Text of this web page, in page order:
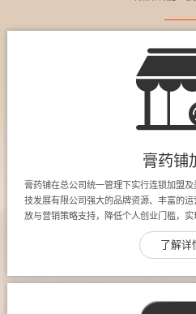
膏药铺
膏药铺在总公司统一管理下实行连锁加盟
技发展有限公司强大的品牌资源、丰富的
放与营销策略支持，降低个人创业门槛，实
了解详